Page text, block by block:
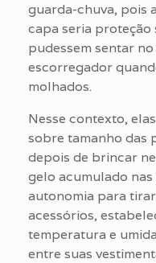
guarda-chuva, pois a
capa seria
pudessem sentar
escorregador
molhados.
Nesse contexto,
sobre tamanho das
depois de brincar
gelo acumulado
autonomia para
acessórios,
temperatura e
entre suas